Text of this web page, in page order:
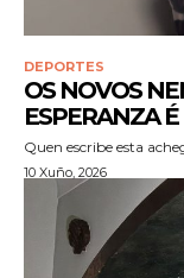
DEPORTES
OS NOVOS
ESPERANZA
Quen escribe esta
10 Xuño, 2026